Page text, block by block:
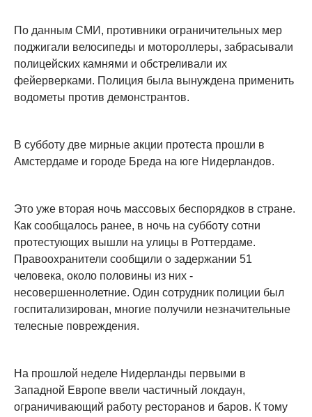
По данным СМИ, противники ограничительных мер
поджигали велосипеды и мотороллеры, забрасывали
полицейских камнями и обстреливали их
фейерверками. Полиция была вынуждена применить
водометы против демонстрантов.
В субботу две мирные акции протеста прошли в
Амстердаме и городе Бреда на юге Нидерландов.
Это уже вторая ночь массовых беспорядков в стране.
Как сообщалось ранее, в ночь на субботу сотни
протестующих вышли на улицы в Роттердаме.
Правоохранители сообщили о задержании 51
человека, около половины из них -
несовершеннолетние. Один сотрудник полиции был
госпитализирован, многие получили незначительные
телесные повреждения.
На прошлой неделе Нидерланды первыми в
Западной Европе ввели частичный локдаун,
ограничивающий работу ресторанов и баров. К тому